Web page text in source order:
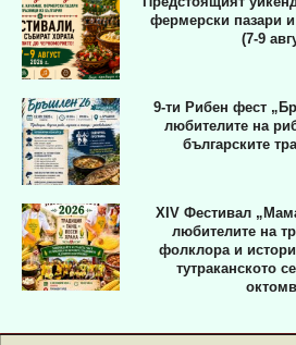
фермерски пазари
(7-9
9-ти Рибен фест
любителите на
българските
XIV Фестивал
любителите на
фолклора и
тутраканското